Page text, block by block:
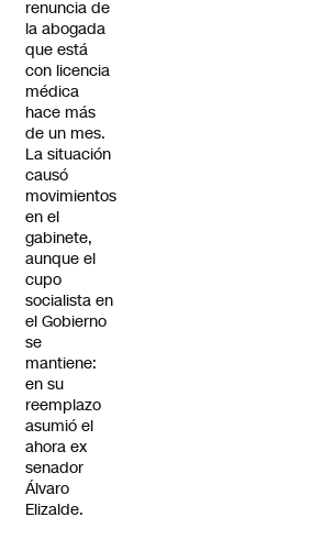
renuncia de
la abogada
que está
con licencia
médica
hace más
de un mes.
La situación
causó
movimientos
en el
gabinete,
aunque el
cupo
socialista en
el Gobierno
se
mantiene:
en su
reemplazo
asumió el
ahora ex
senador
Álvaro
Elizalde.